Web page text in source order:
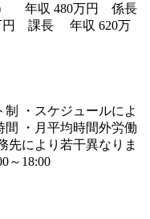
年収 480万円 係長
円 課長 年収 620万
制 ・スケジュールによ
間 ・月平均時間外労働
先により若干異なりま
18:00